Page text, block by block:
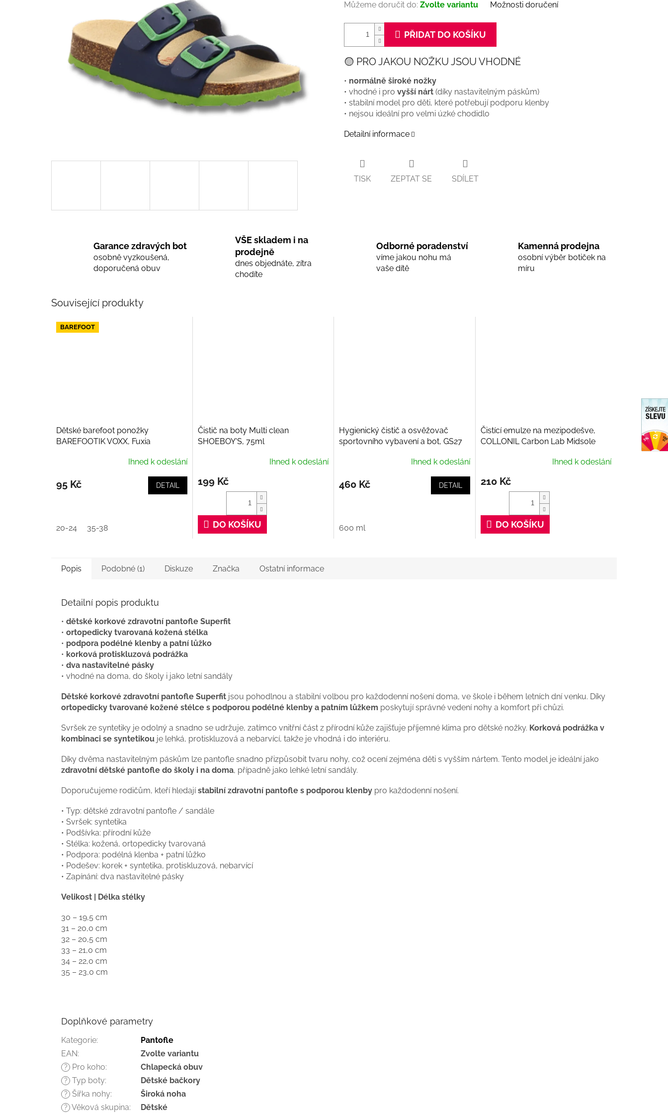
Můžeme doručit do: Zvolte variantu Možnosti doručení
PŘIDAT DO KOŠÍKU
🟡 PRO JAKOU NOŽKU JSOU VHODNÉ
• normálně široké nožky
• vhodné i pro vyšší nárt (díky nastavitelným páskům)
• stabilní model pro děti, které potřebují podporu klenby
• nejsou ideální pro velmi úzké chodidlo
Detailní informace
TISK ZEPTAT SE SDÍLET
Garance zdravých bot
osobně vyzkoušená,
doporučená obuv
VŠE skladem i na
prodejně
dnes objednáte, zítra
chodíte
Odborné poradenství
víme jakou nohu má
vaše dítě
Kamenná prodejna
osobní výběr botiček na
míru
Související produkty
BAREFOOT
Dětské barefoot ponožky
BAREFOOTIK VOXX, Fuxia
Ihned k odeslání
95 Kč DETAIL
20-24 35-38
Čistič na boty Multi clean
SHOEBOY'S, 75ml
Ihned k odeslání
199 Kč
DO KOŠÍKU
Hygienický čistič a osvěžovač
sportovního vybavení a bot, GS27
Ihned k odeslání
460 Kč DETAIL
600 ml
Čistící emulze na mezipodešve,
COLLONIL Carbon Lab Midsole
Ihned k odeslání
210 Kč
DO KOŠÍKU
Popis Podobné (1) Diskuze Značka Ostatní informace
Detailní popis produktu
• dětské korkové zdravotní pantofle Superfit
• ortopedicky tvarovaná kožená stélka
• podpora podélné klenby a patní lůžko
• korková protiskluzová podrážka
• dva nastavitelné pásky
• vhodné na doma, do školy i jako letní sandály
Dětské korkové zdravotní pantofle Superfit jsou pohodlnou a stabilní volbou pro každodenní nošení doma, ve škole i během letních dní venku. Díky
ortopedicky tvarované kožené stélce s podporou podélné klenby a patním lůžkem poskytují správné vedení nohy a komfort při chůzi.
Svršek ze syntetiky je odolný a snadno se udržuje, zatímco vnitřní část z přírodní kůže zajišťuje příjemné klima pro dětské nožky. Korková podrážka v
kombinaci se syntetikou je lehká, protiskluzová a nebarvící, takže je vhodná i do interiéru.
Díky dvěma nastavitelným páskům lze pantofle snadno přizpůsobit tvaru nohy, což ocení zejména děti s vyšším nártem. Tento model je ideální jako
zdravotní dětské pantofle do školy i na doma, případně jako lehké letní sandály.
Doporučujeme rodičům, kteří hledajístabilní zdravotní pantofle s podporou klenby pro každodenní nošení.
• Typ: dětské zdravotní pantofle / sandále
• Svršek: syntetika
• Podšívka: přírodní kůže
• Stélka: kožená, ortopedicky tvarovaná
• Podpora: podélná klenba + patní lůžko
• Podešev: korek + syntetika, protiskluzová, nebarvící
• Zapínání: dva nastavitelné pásky
Velikost | Délka stélky
30 – 19,5 cm
31 – 20,0 cm
32 – 20,5 cm
33 – 21,0 cm
34 – 22,0 cm
35 – 23,0 cm
Doplňkové parametry
Kategorie:
Pantofle
EAN: Zvolte variantu
? Pro koho: Chlapecká obuv
? Typ boty: Dětské bačkory
? Šířka nohy: Široká noha
? Věková skupina: Dětské